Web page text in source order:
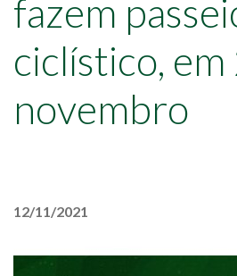
fazem
ciclístico, em
novembro
12/11/2021